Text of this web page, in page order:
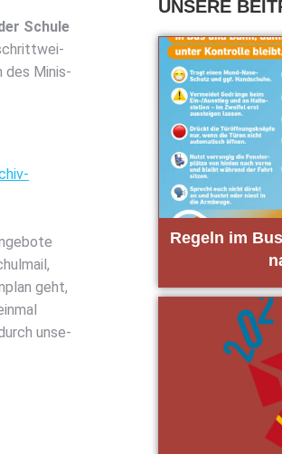
Schu­le
des Minis­
geht,
unse­
Regeln im